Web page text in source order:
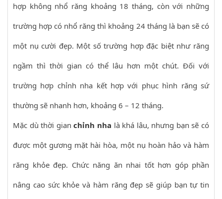
hợp không nhổ răng khoảng 18 tháng, còn với những
trường hợp có nhổ răng thì khoảng 24 tháng là bạn sẽ có
một nụ cười đẹp. Một số trường hợp đặc biệt như răng
ngầm thì thời gian có thể lâu hơn một chút. Đối với
trường hợp chỉnh nha kết hợp với phục hình răng sứ
thường sẽ nhanh hơn, khoảng 6 – 12 tháng.
Mặc dù thời gianchỉnh nha là khá lâu, nhưng bạn sẽ có
được một gương mặt hài hòa, một nụ hoàn hảo và hàm
răng khỏe đẹp. Chức năng ăn nhai tốt hơn góp phần
nâng cao sức khỏe và hàm răng đẹp sẽ giúp bạn tự tin